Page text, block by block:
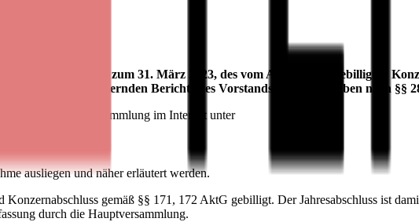
Bastei Lübbe AG zum 31. März 2023, des vom Aufsichtsrat gebilligten
sowie des erläuternden Berichts des Vorstands zu den Angaben nach §§
dieser Hauptversammlung im Internet unter
ausliegen und näher erläutert werden.
gemäß §§ 171, 172 AktG gebilligt. Der Jahresabschluss ist
durch die Hauptversammlung.